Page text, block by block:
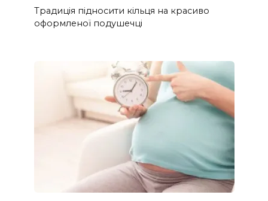
Традиція підносити кільця на красиво
оформленої подушечці